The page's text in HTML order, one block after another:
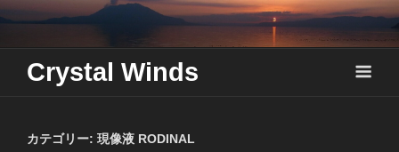
Skip
content
Crystal Winds
カテゴリー: 現像液 RODINAL